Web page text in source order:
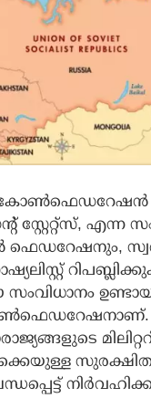
എന്ന
ഫെഡറേഷനും,